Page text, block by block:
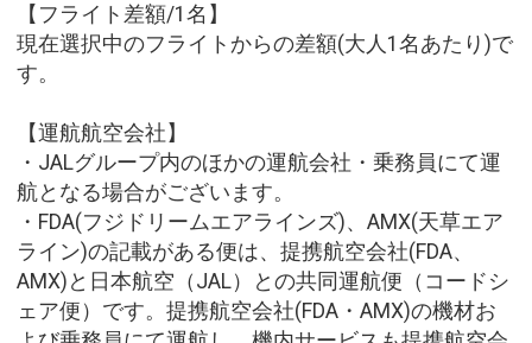
【フライト差額/1名】
現在選択中のフライトからの差額(大人1名あたり)で
す。
【運航航空会社】
・JALグループ内のほかの運航会社・乗務員にて運
航となる場合がございます。
・FDA(フジドリームエアラインズ)、AMX(天草エア
ライン)の記載がある便は、提携航空会社(FDA、
AMX)と日本航空（JAL）との共同運航便（コードシ
ェア便）です。提携航空会社(FDA・AMX)の機材お